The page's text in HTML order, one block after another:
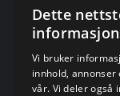
Dette
Vi bruker
innhold,
vår. Vi deler også